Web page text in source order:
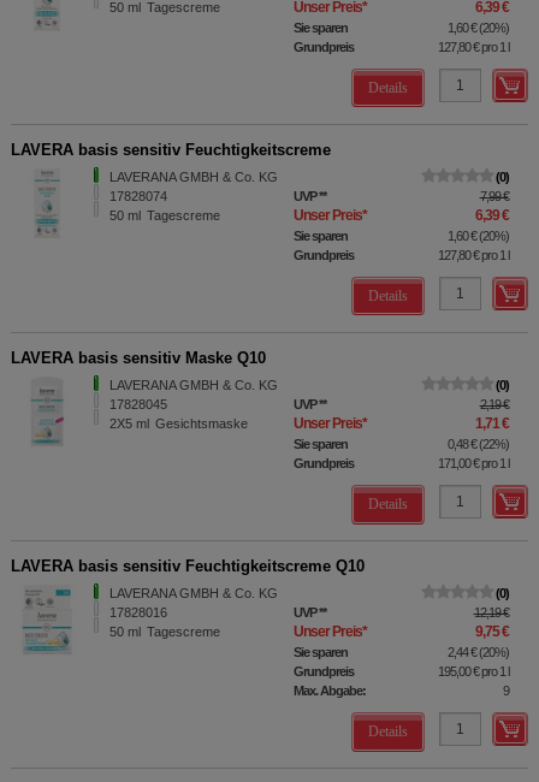
50 ml Tagescreme Unser Preis* 6,39 €
Sie sparen 1,60 €(20%)
Grundpreis
127,80 €pro 1 l
Details
LAVERA basis sensitiv Feuchtigkeitscreme
LAVERANA GMBH & Co. KG
17828074
50 ml Tagescreme
0
UVP** 7,99 €
Unser Preis* 6,39 €
Sie sparen 1,60 €(20%)
Grundpreis
127,80 €pro 1 l
Details
LAVERA basis sensitiv Maske Q10
LAVERANA GMBH & Co. KG
17828045
2X5 ml Gesichtsmaske
0
UVP** 2,19 €
Unser Preis* 1,71 €
Sie sparen 0,48 €(22%)
Grundpreis
171,00 €pro 1 l
Details
LAVERA basis sensitiv Feuchtigkeitscreme Q10
LAVERANA GMBH & Co. KG
17828016
50 ml Tagescreme
0
UVP** 12,19 €
Unser Preis* 9,75 €
Sie sparen 2,44 €(20%)
Grundpreis
195,00 €pro 1 l
Max. Abgabe:
9
Details